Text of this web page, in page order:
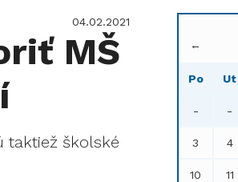
04.02.2021
MŠ
taktiež školské
←
Po Ut
- -
3 4
10 11